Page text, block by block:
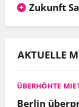
Zukunft
AKTUELLE
ÜBERHÖHTE
Berlin